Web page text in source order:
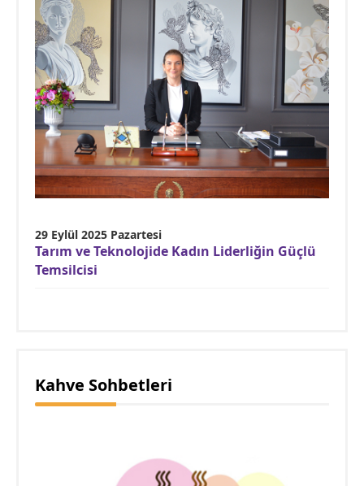
29 Eylül 2025 Pazartesi
Tarım ve Teknolojide Kadın Liderliğin Güçlü
Temsilcisi
Kahve Sohbetleri